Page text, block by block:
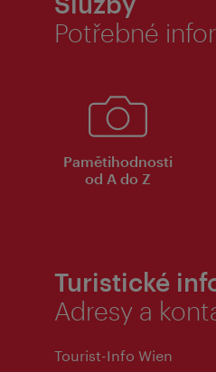
Potřebné
Pamětihodnosti
od A do Z
Turistické
Adresy a
Tourist-Info Wien